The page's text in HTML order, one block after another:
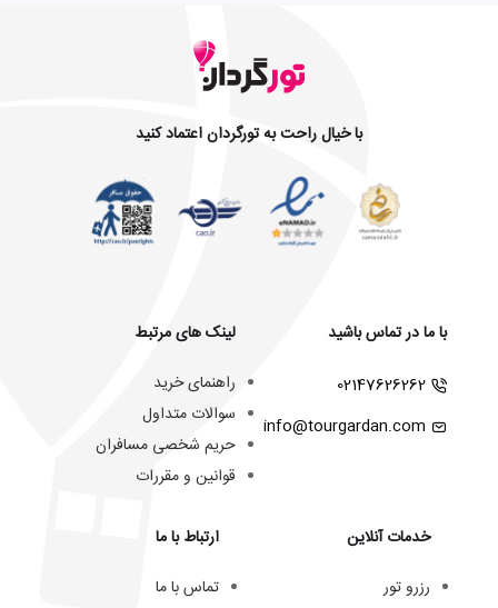
با خیال راحت به تورگردان اعتماد کنید
با ما در تماس باشید
02147626262
info@tourgardan.com
خدمات آنلاین
رزرو تور
لینک های مرتبط
راهنمای خرید
سوالات متداول
حریم شخصی مسافران
قوانین و مقررات
ارتباط با ما
تماس با ما